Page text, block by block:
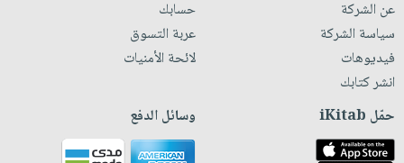
عن الشركة
سياسة الشركة
فيديوهات
انشر كتابك
حسابك
عربة التسوق
لائحة الأمنيات
حمّل iKitab وسائل الدفع